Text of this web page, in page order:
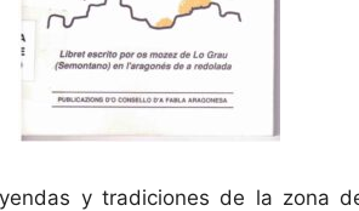
y tradiciones de la zona